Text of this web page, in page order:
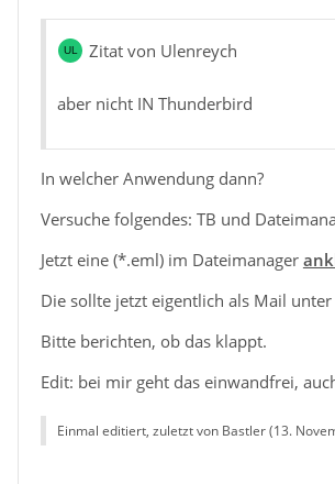
Zitat von Ulenreych
aber nicht IN Thunderbird
In welcher Anwendung dann?
Versuche folgendes: TB und
Jetzt eine (*.eml) im Dateimanager
Die sollte jetzt eigentlich als Mail
Bitte berichten, ob das klappt.
Edit: bei mir geht das einwandfrei,
Einmal editiert, zuletzt von Bastler (13.